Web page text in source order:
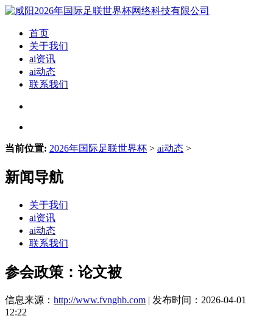
首页
关于我们
ai资讯
ai动态
联系我们
当前位置: 2026年国际足联世界杯 > ai动态 >
新闻导航
关于我们
ai资讯
ai动态
联系我们
参会政策：论文被
信息来源： http://www.fvnghb.com | 发布时间：2026-04-01
12:22